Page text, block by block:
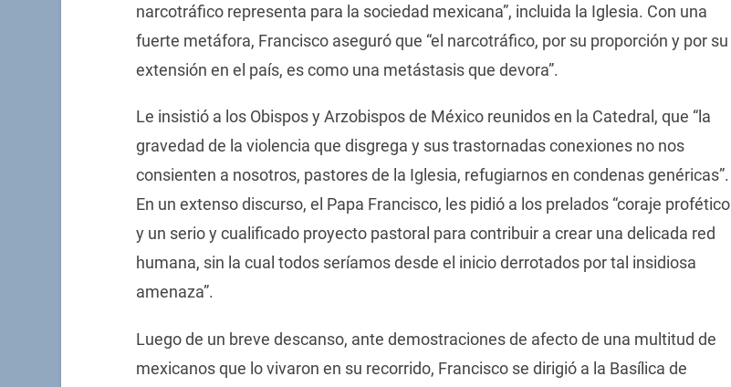
narcotráfico representa para la sociedad mexicana”, incluida la Iglesia. Con una
fuerte metáfora, Francisco aseguró que “el narcotráfico, por su proporción y por su
extensión en el país, es como una metástasis que devora”.
Le insistió a los Obispos y Arzobispos de México reunidos en la Catedral, que “la
gravedad de la violencia que disgrega y sus trastornadas conexiones no nos
consienten a nosotros, pastores de la Iglesia, refugiarnos en condenas genéricas”.
En un extenso discurso, el Papa Francisco, les pidió a los prelados “coraje profético
y un serio y cualificado proyecto pastoral para contribuir a crear una delicada red
humana, sin la cual todos seríamos desde el inicio derrotados por tal insidiosa
amenaza”.
Luego de un breve descanso, ante demostraciones de afecto de una multitud de
mexicanos que lo vivaron en su recorrido, Francisco se dirigió a la Basílica de